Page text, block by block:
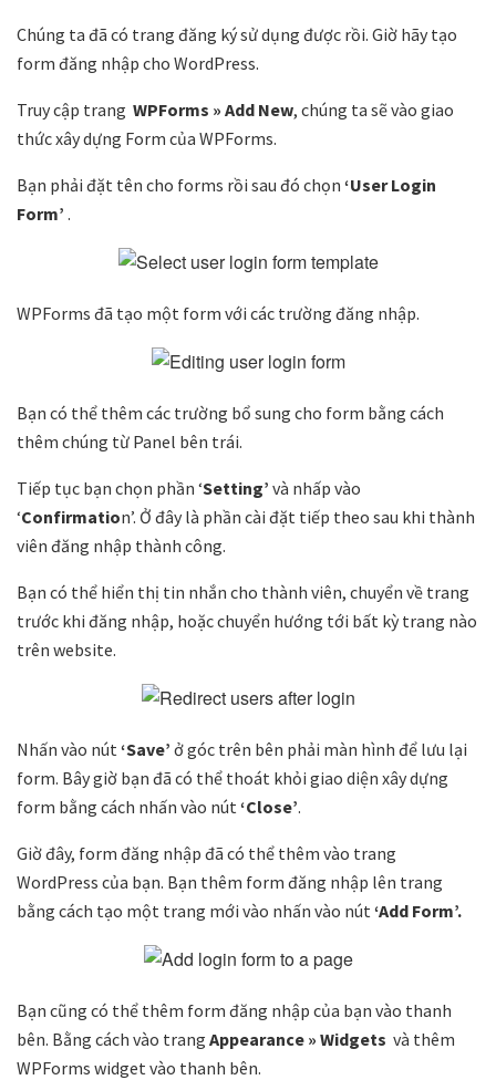
Chúng ta đã có trang đăng ký sử dụng được rồi. Giờ hãy tạo
form đăng nhập cho WordPress.
Truy cập trang WPForms » Add New, chúng ta sẽ vào giao
thức xây dựng Form của WPForms.
Bạn phải đặt tên cho forms rồi sau đó chọn ‘User Login
Form’ .
WPForms đã tạo một form với các trường đăng nhập.
Bạn có thể thêm các trường bổ sung cho form bằng cách
thêm chúng từ Panel bên trái.
Tiếp tục bạn chọn phần ‘Setting’ và nhấp vào
‘Confirmation’. Ở đây là phần cài đặt tiếp theo sau khi thành
viên đăng nhập thành công.
Bạn có thể hiển thị tin nhắn cho thành viên, chuyển về trang
trước khi đăng nhập, hoặc chuyển hướng tới bất kỳ trang nào
trên website.
Nhấn vào nút ‘Save’ ở góc trên bên phải màn hình để lưu lại
form. Bây giờ bạn đã có thể thoát khỏi giao diện xây dựng
form bằng cách nhấn vào nút ‘Close’.
Giờ đây, form đăng nhập đã có thể thêm vào trang
WordPress của bạn. Bạn thêm form đăng nhập lên trang
bằng cách tạo một trang mới vào nhấn vào nút ‘Add Form’.
Bạn cũng có thể thêm form đăng nhập của bạn vào thanh
bên. Bằng cách vào trang Appearance » Widgets và thêm
WPForms widget vào thanh bên.